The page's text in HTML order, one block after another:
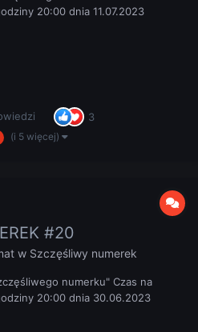
20:00 dnia 11.07.2023
3
(i 5 więcej)
#20
w Szczęśliwy numerek
numerku" Czas na
20:00 dnia 30.06.2023